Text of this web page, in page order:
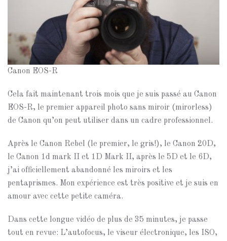
Canon EOS-R
Cela fait maintenant trois mois que je suis passé au Canon
EOS-R, le premier appareil photo sans miroir (mirorless)
de Canon qu’on peut utiliser dans un cadre professionnel.
Après le Canon Rebel (le premier, le gris!), le Canon 20D,
le Canon 1d mark II et 1D Mark II, après le 5D et le 6D,
j’ai officiellement abandonné les miroirs et les
pentaprismes. Mon expérience est très positive et je suis en
amour avec cette petite caméra.
Dans cette longue vidéo de plus de 35 minutes, je passe
tout en revue: L’autofocus, le viseur électronique, les ISO,